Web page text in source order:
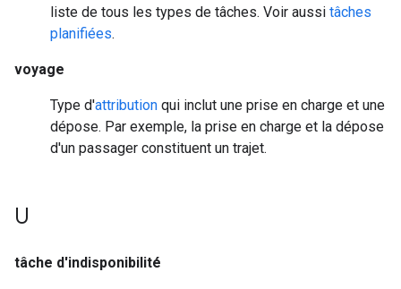
liste de tous les types de tâches. Voir aussi tâches
planifiées.
voyage
Type d'attribution qui inclut une prise en charge et une
dépose. Par exemple, la prise en charge et la dépose
d'un passager constituent un trajet.
U
tâche d'indisponibilité